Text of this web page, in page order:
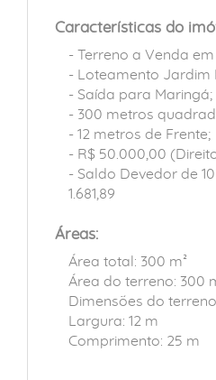
Características do
- Terreno a Venda
- Loteamento Jardim
- Saída para Maringá;
- 300 metros
- 12 metros de Frente;
- R$ 50.000,00
- Saldo Devedor de
1.681,89
Áreas:
Área total: 300 m²
Área do terreno: 300
Dimensões do
Largura: 12 m
Comprimento: 25 m